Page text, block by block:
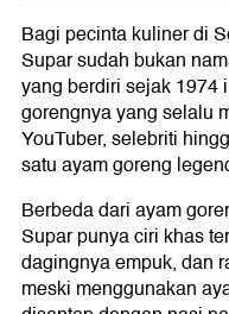
Bagi pecinta kuliner di
Supar sudah bukan
yang berdiri sejak 1974
gorengnya yang selalu
YouTuber, selebriti
satu ayam goreng
Berbeda dari ayam
Supar punya ciri khas
dagingnya empuk, dan
meski menggunakan